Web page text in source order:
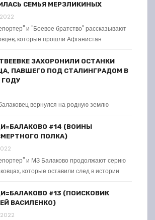
СЕМЬЯ МЕРЗЛИКИНЫХ
и "Боевое братство" рассказывают
которые прошли Афганистан
ЗАХОРОНИЛИ ОСТАНКИ
ПАВШЕГО ПОД СТАЛИНГРАДОМ В
ГОДУ
вернулся на родную землю
#14 (ВОИНЫ
ПОЛКА)
и МЗ Балаково продолжают серию
которые оставили след в истории
#13 (ПОИСКОВИК
ВАСИЛЕНКО)